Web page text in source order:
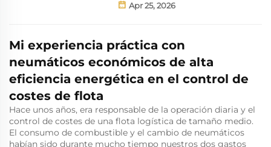
Apr 25, 2026
Mi experiencia práctica con
neumáticos económicos de alta
eficiencia energética en el control de
costes de flota
Hace unos años, era responsable de la operación diaria y el
control de costes de una flota logística de tamaño medio.
El consumo de combustible y el cambio de neumáticos
habían sido durante mucho tiempo nuestros dos gastos